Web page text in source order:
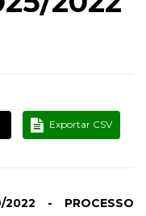
Exportar CSV
2022 - PROCESSO